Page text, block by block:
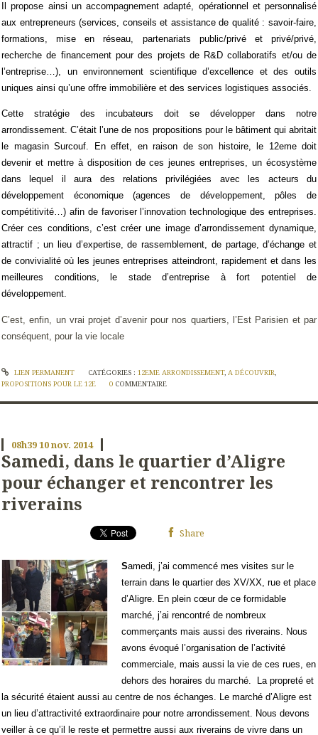
Il propose ainsi un accompagnement adapté, opérationnel et personnalisé
aux entrepreneurs (services, conseils et assistance de qualité : savoir-faire,
formations, mise en réseau, partenariats public/privé et privé/privé,
recherche de financement pour des projets de R&D collaboratifs et/ou de
l’entreprise…), un environnement scientifique d’excellence et des outils
uniques ainsi qu’une offre immobilière et des services logistiques associés.
Cette stratégie des incubateurs doit se développer dans notre
arrondissement. C’était l’une de nos propositions pour le bâtiment qui abritait
le magasin Surcouf. En effet, en raison de son histoire, le 12eme doit
devenir et mettre à disposition de ces jeunes entreprises, un écosystème
dans lequel il aura des relations privilégiées avec les acteurs du
développement économique (agences de développement, pôles de
compétitivité…) afin de favoriser l’innovation technologique des entreprises.
Créer ces conditions, c’est créer une image d’arrondissement dynamique,
attractif ; un lieu d’expertise, de rassemblement, de partage, d’échange et
de convivialité où les jeunes entreprises atteindront, rapidement et dans les
meilleures conditions, le stade d’entreprise à fort potentiel de
développement.
C’est, enfin, un vrai projet d’avenir pour nos quartiers, l’Est Parisien et par
conséquent, pour la vie locale
LIEN PERMANENT CATÉGORIES : 12EME ARRONDISSEMENT, A DÉCOUVRIR,
PROPOSITIONS POUR LE 12E
0 COMMENTAIRE
08h3910nov. 2014
Samedi, dans le quartier d’Aligre
pour échanger et rencontrer les
riverains
Share
Samedi, j’ai commencé mes visites sur le
terrain dans le quartier des XV/XX, rue et place
d’Aligre. En plein cœur de ce formidable
marché, j’ai rencontré de nombreux
commerçants mais aussi des riverains. Nous
avons évoqué l’organisation de l’activité
commerciale, mais aussi la vie de ces rues, en
dehors des horaires du marché. La propreté et
la sécurité étaient aussi au centre de nos échanges. Le marché d’Aligre est
un lieu d’attractivité extraordinaire pour notre arrondissement. Nous devons
veiller à ce qu’il le reste et permettre aussi aux riverains de vivre dans un